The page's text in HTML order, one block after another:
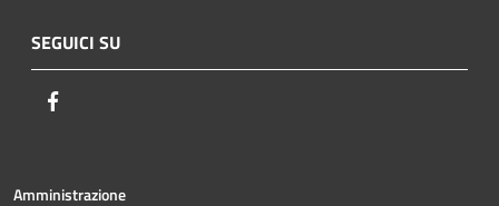
SEGUICI SU
Amministrazione